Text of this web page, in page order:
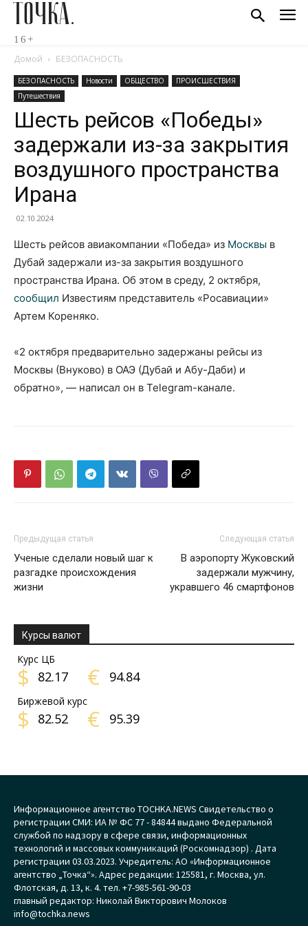
ТОЧКА.
16+
Домой БЕЗОПАСНОСТЬ
БЕЗОПАСНОСТЬ Новости ОБЩЕСТВО
ПРОИСШЕСТВИЯ
Путешествия
Шесть рейсов «Победы»
задержали из-за закрытия
воздушного пространства
Ирана
02.10.2024
Шесть рейсов авиакомпании «Победа» из Москвы в
Дубай задержали из-за закрытия воздушного
пространства Ирана. Об этом в среду, 2 октября,
сообщил Известиям представитель «Росавиации»
Артем Кореняко.
«2 октября предварительно задержаны рейсы из
Москвы (Внуково) в ОАЭ (Дубай и Абу-Даби) и
обратно», — написал он в Telegram-канале.
Предыдущая статья
Ученые сделали новый шаг к
разгадке происхождения
жизни
Следующая статья
В аэропорту Жуковский
задержали мужчину,
укравшего 46 смартфонов
Курсы валют
Курс ЦБ
$ 82.17 € 94.84
Биржевой курс
$ 82.52 € 95.39
Информационное агентство TOCHKA.NEWS Свидетельство о
регистрации СМИ: ИА № ФС 77 - 84844 выдано Федеральной
службой по надзору в сфере связи, информационных
технологий и массовых коммуникаций (Роскомнадзор) . Дата
регистрации 03.03.2023. Учредитель: АО «Информационное
агентство „Точка“». Адрес редакции: 125581, г. Москва, ул.
Флотская, д. 13, к. 4. тел. +7-985-561-90-03
главный редактор: Николай Викторович Молоков
info@tochka.news